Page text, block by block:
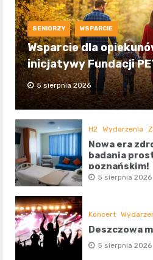
SENIORZY WSPARCIE
Wsparcie dla
inicjatywy Fundacji
5 sierpnia 2026
H2 Wydarzenia
Nowa era
badania
poznańskim!
5 sierpnia 2026
Koncert
Deszczowa
5 sierpnia 2026